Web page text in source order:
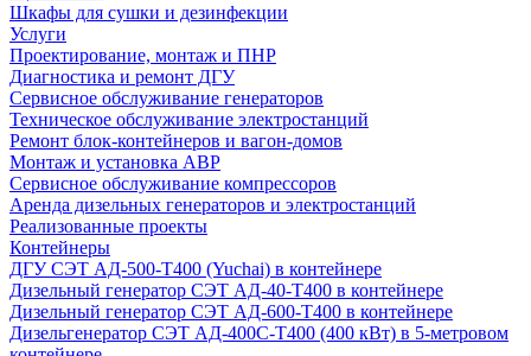
Шкафы для сушки и дезинфекции
Услуги
Проектирование, монтаж и ПНР
Диагностика и ремонт ДГУ
Сервисное обслуживание генераторов
Техническое обслуживание электростанций
Ремонт блок-контейнеров и вагон-домов
Монтаж и установка АВР
Сервисное обслуживание компрессоров
Аренда дизельных генераторов и электростанций
Реализованные проекты
Контейнеры
ДГУ СЭТ АД-500-Т400 (Yuchai) в контейнере
Дизельный генератор СЭТ АД-40-Т400 в контейнере
Дизельный генератор СЭТ АД-600-Т400 в контейнере
Дизельгенератор СЭТ АД-400С-Т400 (400 кВт) в 5-метровом